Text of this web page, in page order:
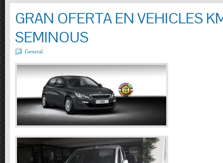
GRAN OFERTA EN VEHICLES
SEMINOUS
General